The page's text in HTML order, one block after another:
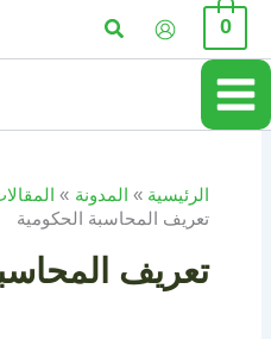
تخطي
المحتوى
0 البحث
الرئيسية المدونة
تعريف المحاسبة الحكومية
تعريف